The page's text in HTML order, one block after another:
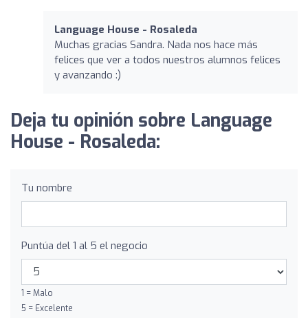
Language House - Rosaleda
Muchas gracias Sandra. Nada nos hace más
felices que ver a todos nuestros alumnos felices
y avanzando :)
Deja tu opinión sobre Language
House - Rosaleda:
Tu nombre
Puntúa del 1 al 5 el negocio
1 = Malo
5 = Excelente